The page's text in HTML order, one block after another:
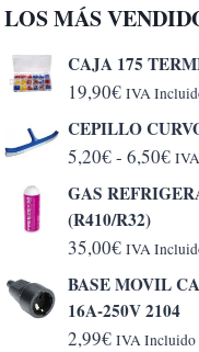
LOS MÁS
CAJA 175
19,90€ IVA
CEPILLO
5,20€- 6,50€
de
hasta
GAS
(R410/R32)
35,00€ IVA
BASE MOVIL
16A-250V 2104
2,99€ IVA Incluido